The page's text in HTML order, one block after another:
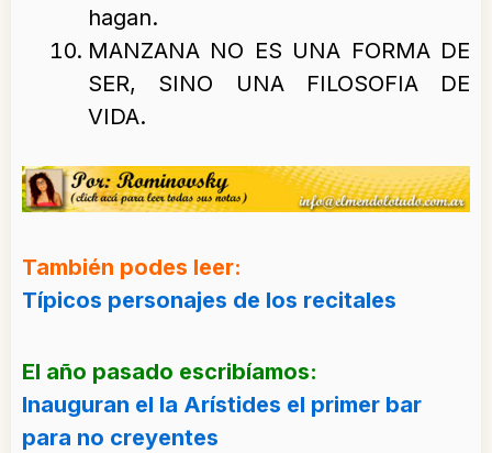
hagan.
MANZANA NO ES UNA FORMA DE
SER, SINO UNA FILOSOFIA DE
VIDA.
También podes leer:
Típicos personajes de los recitales
El año pasado escribíamos:
Inauguran el la Arístides el primer bar
para no creyentes